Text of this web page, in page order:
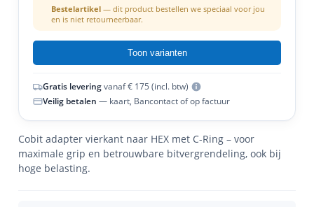
Cobit adapter vierkant naar HEX met C-Ring – voor
maximale grip en betrouwbare bitvergrendeling, ook bij
hoge belasting.
Bestelartikel — dit product bestellen we speciaal voor jou
en is niet retourneerbaar.
Toon varianten
Gratis levering vanaf € 175 (incl. btw)
Veilig betalen — kaart, Bancontact of op factuur